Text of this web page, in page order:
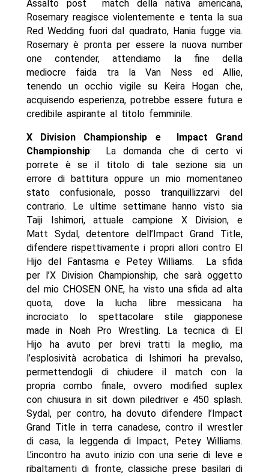
Assalto post match della nativa americana,
Rosemary reagisce violentemente e tenta la sua
Red Wedding fuori dal quadrato, Hania fugge via.
Rosemary è pronta per essere la nuova number
one contender, attendiamo la fine della
mediocre faida tra la Van Ness ed Allie,
tenendo un occhio vigile su Keira Hogan che,
acquisendo esperienza, potrebbe essere futura e
credibile aspirante al titolo femminile.
X Division Championship e Impact Grand
Championship: La domanda che di certo vi
porrete è se il titolo di tale sezione sia un
errore di battitura oppure un mio momentaneo
stato confusionale, posso tranquillizzarvi del
contrario. Le ultime settimane hanno visto sia
Taiji Ishimori, attuale campione X Division, e
Matt Sydal, detentore dell’Impact Grand Title,
difendere rispettivamente i propri allori contro El
Hijo del Fantasma e Petey Williams. La sfida
per l’X Division Championship, che sarà oggetto
del mio CHOSEN ONE, ha visto una sfida ad alta
quota, dove la lucha libre messicana ha
incrociato lo spettacolare stile giapponese
made in Noah Pro Wrestling. La tecnica di El
Hijo ha avuto per brevi tratti la meglio, ma
l’esplosività acrobatica di Ishimori ha prevalso,
permettendogli di chiudere il match con la
propria combo finale, ovvero modified suplex
con chiusura in sit down piledriver e 450 splash.
Sydal, per contro, ha dovuto difendere l’Impact
Grand Title in terra canadese, contro il wrestler
di casa, la leggenda di Impact, Petey Williams.
L’incontro ha avuto inizio con una serie di leve e
ribaltamenti di fronte, classiche prese basilari di